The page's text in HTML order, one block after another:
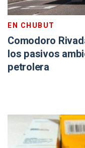
EN CHUBUT
Comodoro
los pasivos
petrolera